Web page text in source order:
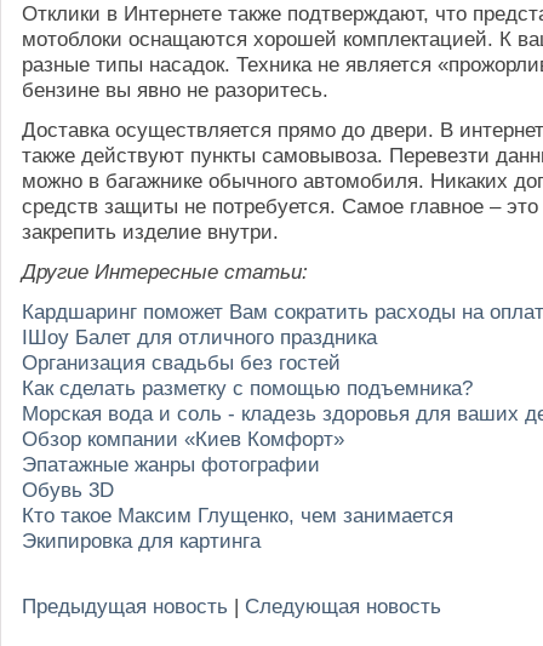
Отклики в Интернете также подтверждают, что
мотоблоки оснащаются хорошей комплектацией. К
разные типы насадок. Техника не является
бензине вы явно не разоритесь.
Доставка осуществляется прямо до двери. В
также действуют пункты самовывоза. Перевезти
можно в багажнике обычного автомобиля. Никаких
средств защиты не потребуется. Самое главное –
закрепить изделие внутри.
Другие Интересные статьи:
Кардшаринг поможет Вам сократить расходы на
IШоу Балет для отличного праздника
Организация свадьбы без гостей
Как сделать разметку с помощью подъемника?
Морская вода и соль - кладезь здоровья для ваших
Обзор компании «Киев Комфорт»
Эпатажные жанры фотографии
Обувь 3D
Кто такое Максим Глущенко, чем занимается
Экипировка для картинга
Предыдущая новость | Следующая новость